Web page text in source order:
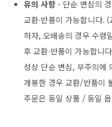
유의 사항 - 단순 변심의
교환∙반품이 가능합니다.
하자, 오배송의 경우 수령
후 교환∙반품이 가능합니
성상 단순 변심, 부주의에
개봉한 경우 교환/반품이
주문은 동일 상품 / 동일